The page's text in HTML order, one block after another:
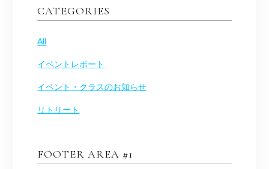
CATEGORIES
All
イベントレポート
イベント・クラスのお知らせ
リトリート
FOOTER AREA #1